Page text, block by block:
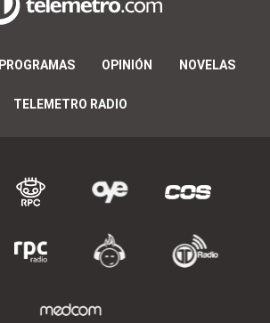
PROGRAMAS OPINIÓN NOVELAS
TELEMETRO RADIO